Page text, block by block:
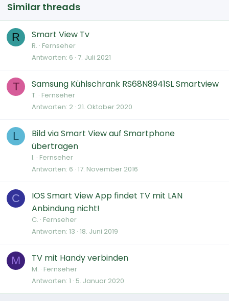
Similar threads
R Smart View Tv
R. Fernseher
Antworten 6 7. Juli 2021
T Samsung Kühlschrank RS68N8941SL Smartview
T. Fernseher
Antworten 2 21. Oktober 2020
L
Bild via Smart View auf Smartphone
übertragen
l. Fernseher
Antworten 6 17. November 2016
C
IOS Smart View App findet TV mit LAN
Anbindung nicht!
C. Fernseher
Antworten 13 18. Juni 2019
M TV mit Handy verbinden
M. Fernseher
Antworten 1 5. Januar 2020